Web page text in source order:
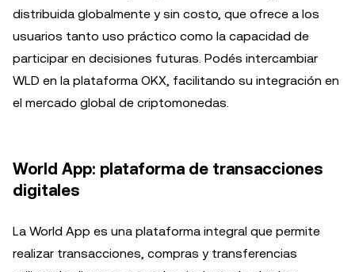
distribuida globalmente y sin costo, que ofrece a los
usuarios tanto uso práctico como la capacidad de
participar en decisiones futuras. Podés intercambiar
WLD en la plataforma OKX, facilitando su integración en
el mercado global de criptomonedas.
World App: plataforma de transacciones
digitales
La World App es una plataforma integral que permite
realizar transacciones, compras y transferencias